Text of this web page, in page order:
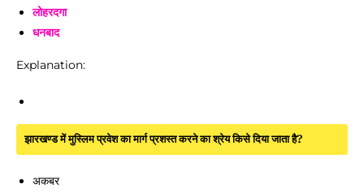
लोहरदगा
धनबाद
Explanation:
झारखण्ड में मुस्लिम प्रवेश का मार्ग प्रशस्त करने का श्रेय किसे दिया जाता है?
अकबर